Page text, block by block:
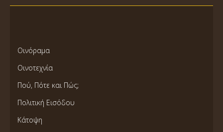
Οινόραμα
Οινοτεχνία
Πού, Πότε και Πώς;
Πολιτική Εισόδου
Κάτοψη